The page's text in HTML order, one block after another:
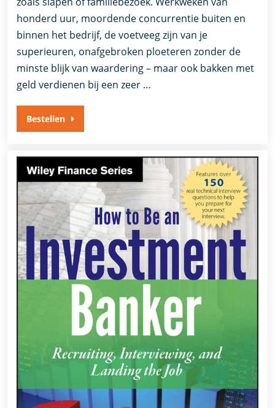
honderd uur, moordende concurrentie buiten en
binnen het bedrijf, de voetveeg zijn van je
superieuren, onafgebroken ploeteren zonder de
minste blijk van waardering – maar ook bakken met
geld verdienen bij een zeer …
Bestellen